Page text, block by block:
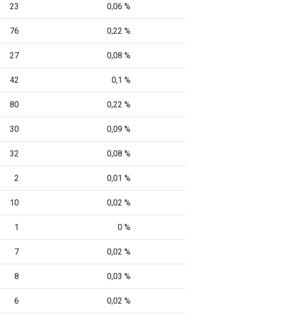
23 0,06 %
76 0,22 %
27 0,08 %
42 0,1 %
80 0,22 %
30 0,09 %
32 0,08 %
2 0,01 %
10 0,02 %
1 0 %
7 0,02 %
8 0,03 %
6 0,02 %